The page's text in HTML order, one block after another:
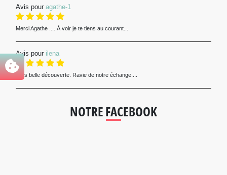
Avis pour agathe-1
Merci Agathe .... À voir je te tiens au courant...
Avis pour ilena
Très belle découverte. Ravie de notre échange....
NOTRE FACEBOOK